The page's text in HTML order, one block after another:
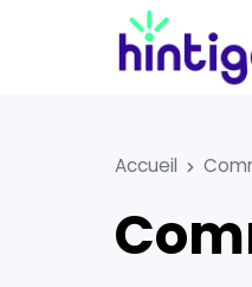
Accueil